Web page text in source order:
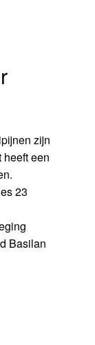
zijn
een
23
Basilan